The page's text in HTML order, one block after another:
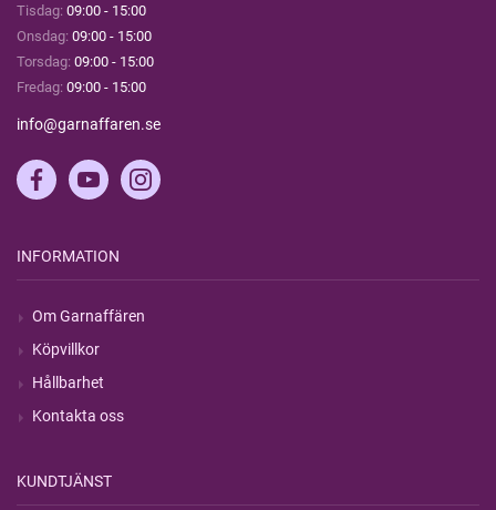
Tisdag: 09:00 - 15:00
Onsdag: 09:00 - 15:00
Torsdag: 09:00 - 15:00
Fredag: 09:00 - 15:00
info@garnaffaren.se
INFORMATION
Om Garnaffären
Köpvillkor
Hållbarhet
Kontakta oss
KUNDTJÄNST